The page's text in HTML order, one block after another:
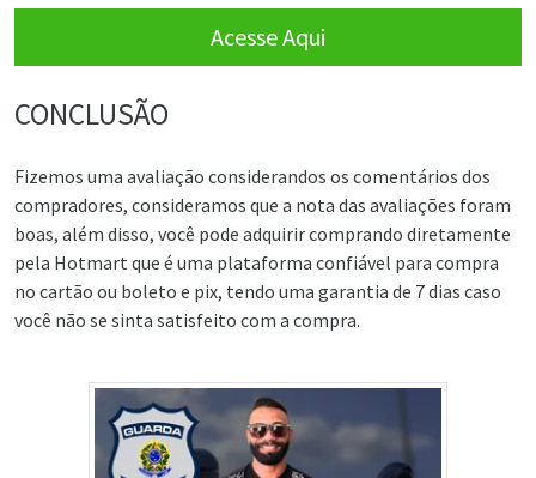
Acesse Aqui
CONCLUSÃO
Fizemos uma avaliação considerandos os comentários dos
compradores, consideramos que a nota das avaliações foram
boas, além disso, você pode adquirir comprando diretamente
pela Hotmart que é uma plataforma confiável para compra
no cartão ou boleto e pix, tendo uma garantia de 7 dias caso
você não se sinta satisfeito com a compra.